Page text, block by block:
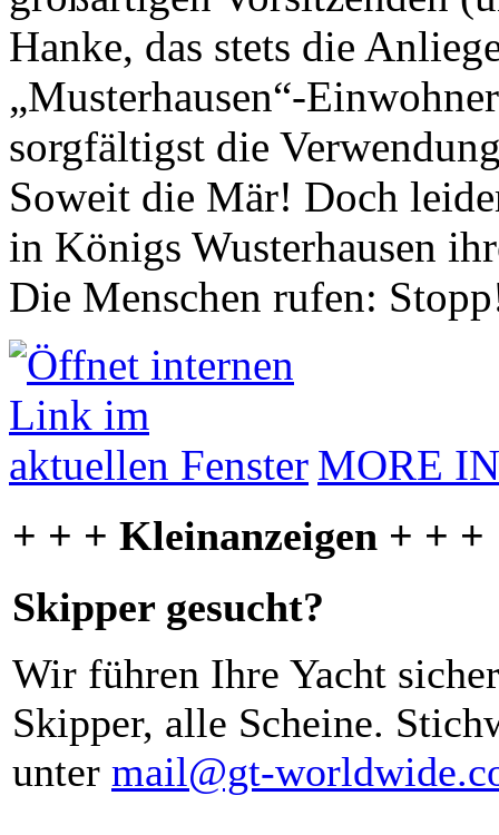
Hanke, das stets die
„Musterhausen“-
sorgfältigst die
Soweit die Mär! Doch
in Königs Wusterhausen
Die Menschen rufen:
MORE
+ + + Kleinanzeigen + + +
Skipper gesucht?
Wir führen Ihre Yacht
Skipper, alle Scheine.
unter mail@gt-